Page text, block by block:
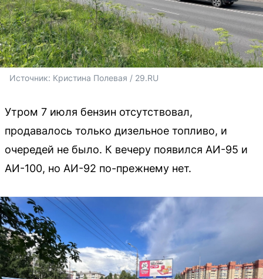
Источник: Кристина Полевая / 29.RU
Утром 7 июля бензин отсутствовал,
продавалось только дизельное топливо, и
очередей не было. К вечеру появился АИ-95 и
АИ-100, но АИ-92 по-прежнему нет.